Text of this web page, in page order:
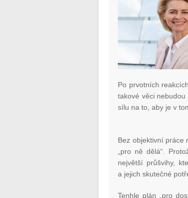
Po prvotních
takové věci
sílu na to, aby je v
Bez objektivní práce
„pro ně dělá“.
největší průšvihy,
a jejich skutečné
Tenhle plán „pro